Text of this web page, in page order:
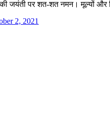
जयंती पर शत-शत नमन। मूल्यों और
2, 2021